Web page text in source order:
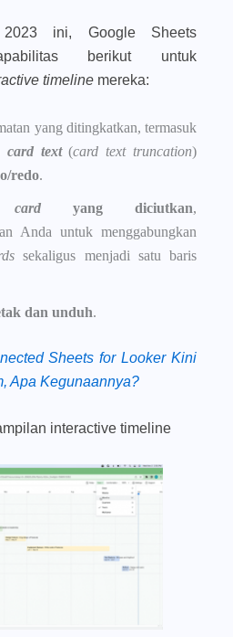
ini, Google Sheets
berikut untuk
timeline mereka:
yang ditingkatkan, termasuk
card text (card text truncation)
redo.
card yang diciutkan,
Anda untuk menggabungkan
sekaligus menjadi satu baris
dan unduh.
Sheets for Looker Kini
Apa Kegunaannya?
interactive timeline